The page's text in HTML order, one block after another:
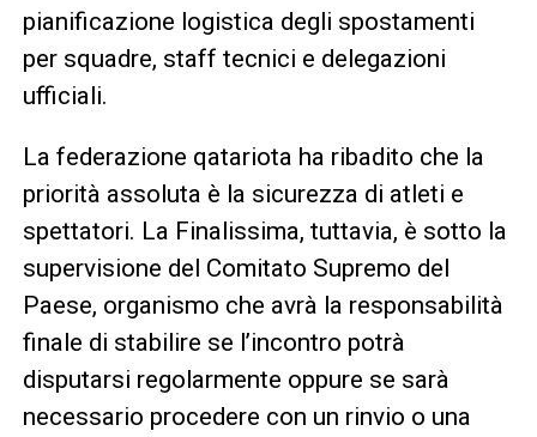
pianificazione logistica degli spostamenti
per squadre, staff tecnici e delegazioni
ufficiali.
La federazione qatariota ha ribadito che la
priorità assoluta è la sicurezza di atleti e
spettatori. La Finalissima, tuttavia, è sotto la
supervisione del Comitato Supremo del
Paese, organismo che avrà la responsabilità
finale di stabilire se l’incontro potrà
disputarsi regolarmente oppure se sarà
necessario procedere con un rinvio o una